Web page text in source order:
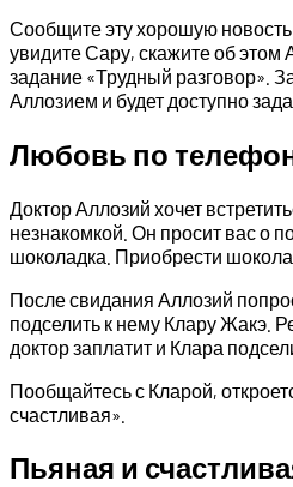
Сообщите эту хорошую
увидите Сару, скажите об этом
задание «Трудный разговор».
Аллозием и будет доступно
Любовь по
Доктор Аллозий хочет
незнакомкой. Он просит вас о
шоколадка. Приобрести
После свидания Аллозий
подселить к нему Клару Жакэ.
доктор заплатит и Клара
Пообщайтесь с Кларой,
счастливая».
Пьяная и